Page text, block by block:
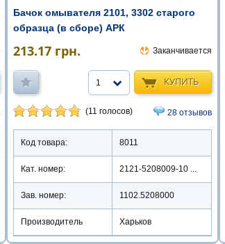
Бачок омывателя 2101, 3302 старого
образца (в сборе) АРК
213.17 грн. Заканчивается
КУПИТЬ
1
(11 голосов) 28 отзывов
Код товара: 8011
Кат. номер: 2121-5208009-10 ...
Зав. номер: 1102.5208000
Производитель Харьков